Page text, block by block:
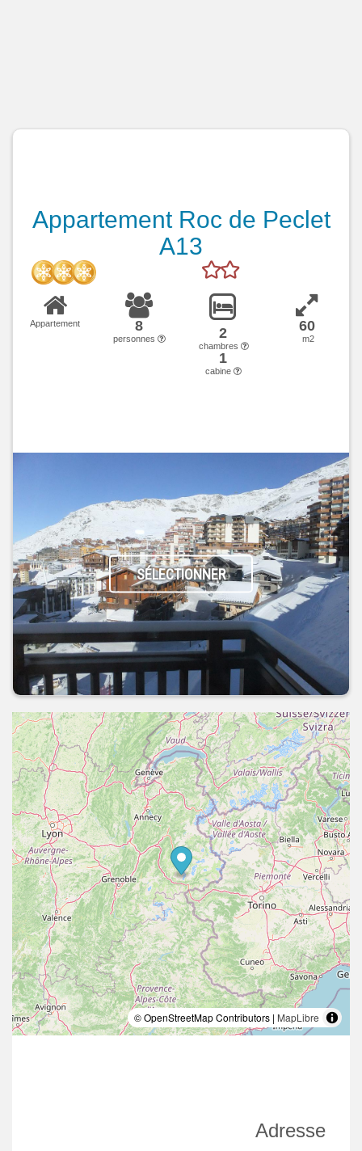
Appartement Roc de Peclet
A13
Appartement 8
personnes 2
chambres
1
cabine
60
m2
SÉLECTIONNER
© OpenStreetMap Contributors | MapLibre
Adresse